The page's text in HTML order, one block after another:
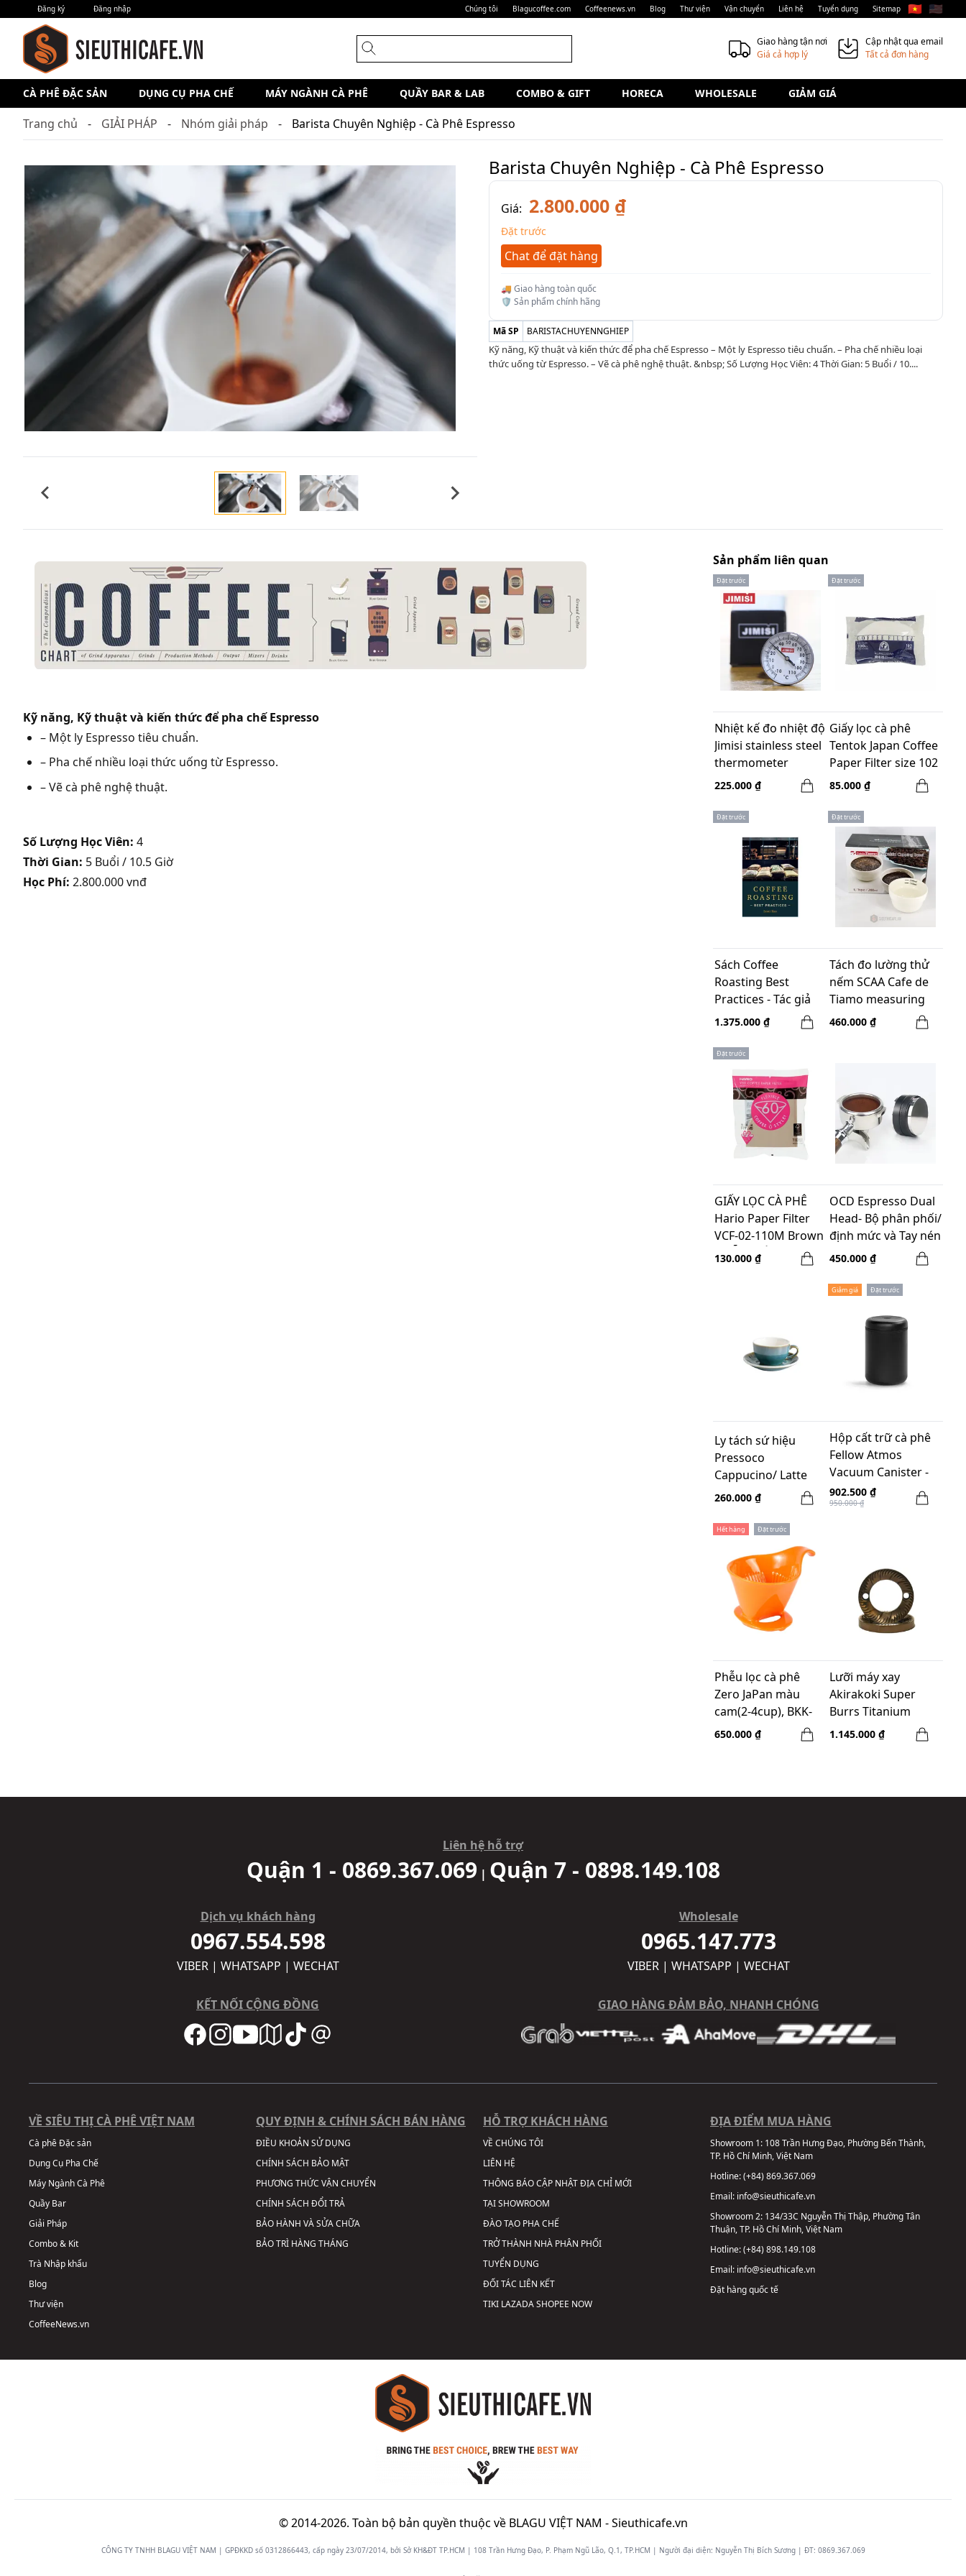
Đăng ký Đăng nhập Chúng tôi Blagucoffee.com Coffeenews.vn Blog Thư viện Vận chuyển Liên hệ Tuyển dụng Sitemap 🇻🇳 🇺🇸
Giao hàng tận nơi
Giá cả hợp lý
Cập nhật qua email
Tất cả đơn hàng
CÀ PHÊ ĐẶC SẢN DỤNG CỤ PHA CHẾ MÁY NGÀNH CÀ PHÊ QUẦY BAR & LAB COMBO & GIFT HORECA WHOLESALE GIẢM GIÁ
Trang chủ GIẢI PHÁP Nhóm giải pháp Barista Chuyên Nghiệp - Cà Phê Espresso
Barista Chuyên Nghiệp - Cà Phê Espresso
Giá: 2.800.000 ₫
Đặt trước
Chat để đặt hàng
🚚 Giao hàng toàn quốc
🛡️ Sản phẩm chính hãng
Mã SP BARISTACHUYENNGHIEP
Kỹ năng, Kỹ thuật và kiến thức để pha chế Espresso – Một ly Espresso tiêu chuẩn. – Pha chế nhiều loại
thức uống từ Espresso. – Vẽ cà phê nghệ thuật. &nbsp; Số Lượng Học Viên: 4 Thời Gian: 5 Buổi / 10....
Kỹ năng, Kỹ thuật và kiến thức để pha chế Espresso
– Một ly Espresso tiêu chuẩn.
– Pha chế nhiều loại thức uống từ Espresso.
– Vẽ cà phê nghệ thuật.
Số Lượng Học Viên: 4
Thời Gian: 5 Buổi / 10.5 Giờ
Học Phí: 2.800.000 vnđ
Sản phẩm liên quan
Đặt trước
Nhiệt kế đo nhiệt độ
Jimisi stainless steel
thermometer
JM8577
225.000 ₫
Đặt trước
Giấy lọc cà phê
Tentok Japan Coffee
Paper Filter size 102
White (2-4 cups)
85.000 ₫
Đặt trước
Sách Coffee
Roasting Best
Practices - Tác giả
Scott Rao
1.375.000 ₫
Đặt trước
Tách đo lường thử
nếm SCAA Cafe de
Tiamo measuring
cup HG0788 trắng-
460.000 ₫
Đặt trước
GIẤY LỌC CÀ PHÊ
Hario Paper Filter
VCF-02-110M Brown
- MẪU MỚI
130.000 ₫
OCD Espresso Dual
Head- Bộ phân phối/
định mức và Tay nén
size 58mm (2in1)
450.000 ₫
Ly tách sứ hiệu
Pressoco
Cappucino/ Latte
Cup - 250ml - màu
260.000 ₫
Giảm giá Đặt trước
Hộp cất trữ cà phê
Fellow Atmos
Vacuum Canister -
màu đen - 1.2l
902.500 ₫
950.000 ₫
Hết hàng Đặt trước
Phễu lọc cà phê
Zero JaPan màu
cam(2-4cup), BKK-
15-L JB
650.000 ₫
Lưỡi máy xay
Akirakoki Super
Burrs Titanium
Coated 60mm
1.145.000 ₫
Liên hệ hỗ trợ
Quận 1 - 0869.367.069 | Quận 7 - 0898.149.108
Dịch vụ khách hàng
0967.554.598
VIBER | WHATSAPP | WECHAT
Wholesale
0965.147.773
VIBER | WHATSAPP | WECHAT
KẾT NỐI CỘNG ĐỒNG GIAO HÀNG ĐẢM BẢO, NHANH CHÓNG
VỀ SIÊU THỊ CÀ PHÊ VIỆT NAM
Cà phê Đặc sản
Dụng Cụ Pha Chế
Máy Ngành Cà Phê
Quầy Bar
Giải Pháp
Combo & Kit
Trà Nhập khẩu
Blog
Thư viện
CoffeeNews.vn
QUY ĐỊNH & CHÍNH SÁCH BÁN HÀNG
ĐIỀU KHOẢN SỬ DỤNG
CHÍNH SÁCH BẢO MẬT
PHƯƠNG THỨC VẬN CHUYỂN
CHÍNH SÁCH ĐỔI TRẢ
BẢO HÀNH VÀ SỬA CHỮA
BẢO TRÌ HÀNG THÁNG
HỖ TRỢ KHÁCH HÀNG
VỀ CHÚNG TÔI
LIÊN HỆ
THÔNG BÁO CẬP NHẬT ĐỊA CHỈ MỚI
TẠI SHOWROOM
ĐÀO TẠO PHA CHẾ
TRỞ THÀNH NHÀ PHÂN PHỐI
TUYỂN DỤNG
ĐỐI TÁC LIÊN KẾT
TIKI LAZADASHOPEE NOW
ĐỊA ĐIỂM MUA HÀNG
Showroom 1: 108 Trần Hưng Đạo, Phường Bến Thành,
TP. Hồ Chí Minh, Việt Nam
Hotline:(+84) 869.367.069
Email: info@sieuthicafe.vn
Showroom 2: 134/33C Nguyễn Thị Thập, Phường Tân
Thuận, TP. Hồ Chí Minh, Việt Nam
Hotline:(+84) 898.149.108
Email: info@sieuthicafe.vn
Đặt hàng quốc tế
© 2014-2026. Toàn bộ bản quyền thuộc về BLAGU VIỆT NAM -Sieuthicafe.vn
CÔNG TY TNHH BLAGU VIỆT NAM | GPĐKKD số 0312866443, cấp ngày 23/07/2014, bởi Sở KH&ĐT TP.HCM | 108 Trần Hưng Đạo, P. Phạm Ngũ Lão, Q.1, TP.HCM | Người đại diện: Nguyễn Thị Bích Sương | ĐT: 0869.367.069